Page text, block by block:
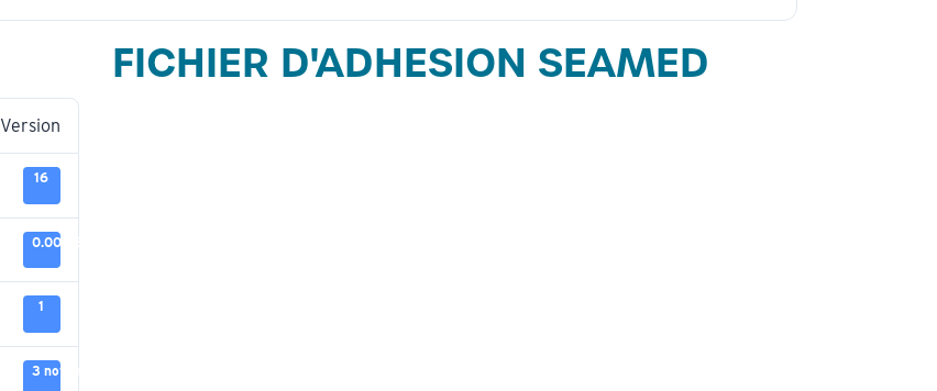
Version
16
0.00 KB
1
3 novembre 2025
FICHIER D'ADHESION SEAMED